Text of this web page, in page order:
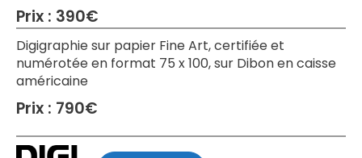
Prix : 390€
Digigraphie sur papier Fine Art, certifiée et
numérotée en format 75 x 100, sur Dibon en caisse
américaine
Prix : 790€